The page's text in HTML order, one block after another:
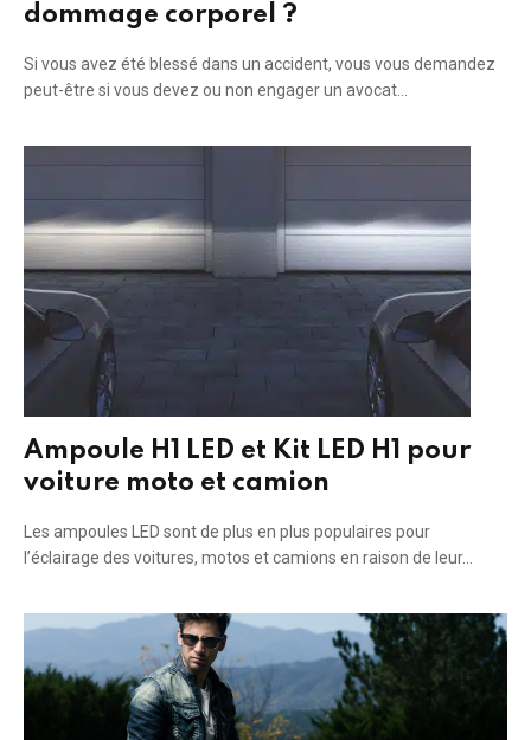
dommage corporel ?
Si vous avez été blessé dans un accident, vous vous demandez
peut-être si vous devez ou non engager un avocat…
Ampoule H1 LED et Kit LED H1 pour
voiture moto et camion
Les ampoules LED sont de plus en plus populaires pour
l’éclairage des voitures, motos et camions en raison de leur…